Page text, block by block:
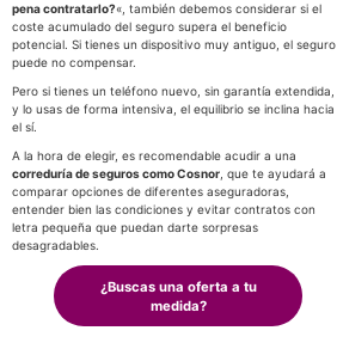
pena contratarlo?«, también debemos considerar si el
coste acumulado del seguro supera el beneficio
potencial. Si tienes un dispositivo muy antiguo, el seguro
puede no compensar.
Pero si tienes un teléfono nuevo, sin garantía extendida,
y lo usas de forma intensiva, el equilibrio se inclina hacia
el sí.
A la hora de elegir, es recomendable acudir a una
correduría de seguros como Cosnor , que te ayudará a
comparar opciones de diferentes aseguradoras,
entender bien las condiciones y evitar contratos con
letra pequeña que puedan darte sorpresas
desagradables.
¿Buscas una oferta a tu
medida?